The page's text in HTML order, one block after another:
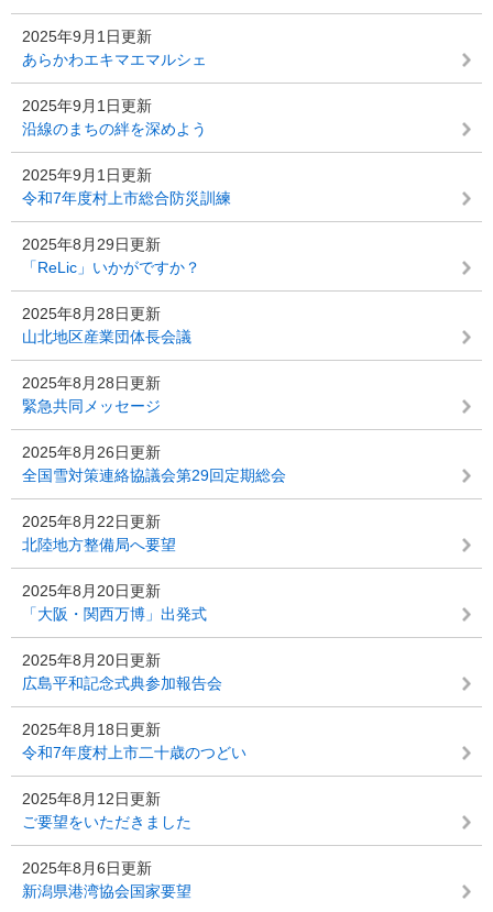
2025年9月1日更新
あらかわエキマエマルシェ
2025年9月1日更新
沿線のまちの絆を深めよう
2025年9月1日更新
令和7年度村上市総合防災訓練
2025年8月29日更新
「ReLic」いかがですか？
2025年8月28日更新
山北地区産業団体長会議
2025年8月28日更新
緊急共同メッセージ
2025年8月26日更新
全国雪対策連絡協議会第29回定期総会
2025年8月22日更新
北陸地方整備局へ要望
2025年8月20日更新
「大阪・関西万博」出発式
2025年8月20日更新
広島平和記念式典参加報告会
2025年8月18日更新
令和7年度村上市二十歳のつどい
2025年8月12日更新
ご要望をいただきました
2025年8月6日更新
新潟県港湾協会国家要望